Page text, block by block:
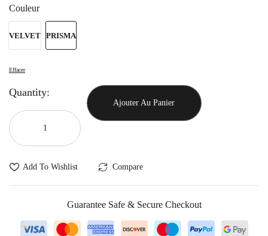
Couleur
VELVET PRISMA
Effacer
Quantity:
Ajouter Au Panier
Add To Wishlist Compare
Guarantee Safe & Secure Checkout